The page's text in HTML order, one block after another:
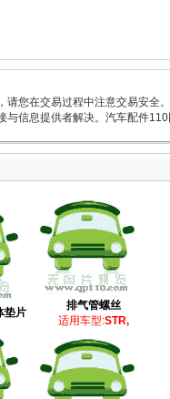
您在交易过程中注意交易安全
与信息提供者解决。汽车配件110
垫片
排气管螺丝
适用车型:STR,